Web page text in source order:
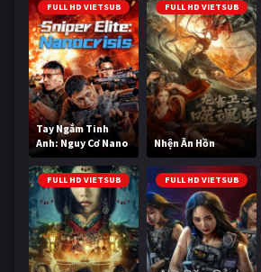
FULL HD VIETSUB
Tay Ngắm Tinh
Anh: Nguy Cơ Nano
FULL HD VIETSUB
Nhện Ăn Hồn
FULL HD VIETSUB FULL HD VIETSUB